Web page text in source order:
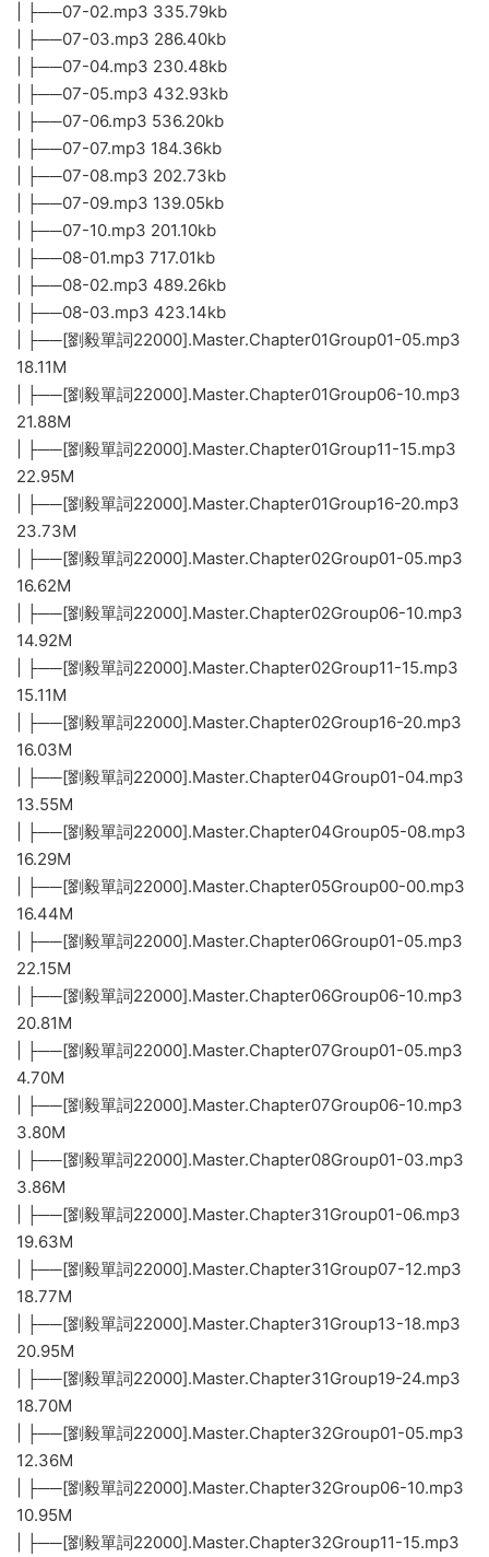
| ├──07-02.mp3 335.79kb
| ├──07-03.mp3 286.40kb
| ├──07-04.mp3 230.48kb
| ├──07-05.mp3 432.93kb
| ├──07-06.mp3 536.20kb
| ├──07-07.mp3 184.36kb
| ├──07-08.mp3 202.73kb
| ├──07-09.mp3 139.05kb
| ├──07-10.mp3 201.10kb
| ├──08-01.mp3 717.01kb
| ├──08-02.mp3 489.26kb
| ├──08-03.mp3 423.14kb
| ├──[劉毅單詞22000].Master.Chapter01Group01-05.mp3
18.11M
| ├──[劉毅單詞22000].Master.Chapter01Group06-10.mp3
21.88M
| ├──[劉毅單詞22000].Master.Chapter01Group11-15.mp3
22.95M
| ├──[劉毅單詞22000].Master.Chapter01Group16-20.mp3
23.73M
| ├──[劉毅單詞22000].Master.Chapter02Group01-05.mp3
16.62M
| ├──[劉毅單詞22000].Master.Chapter02Group06-10.mp3
14.92M
| ├──[劉毅單詞22000].Master.Chapter02Group11-15.mp3
15.11M
| ├──[劉毅單詞22000].Master.Chapter02Group16-20.mp3
16.03M
| ├──[劉毅單詞22000].Master.Chapter04Group01-04.mp3
13.55M
| ├──[劉毅單詞22000].Master.Chapter04Group05-08.mp3
16.29M
| ├──[劉毅單詞22000].Master.Chapter05Group00-00.mp3
16.44M
| ├──[劉毅單詞22000].Master.Chapter06Group01-05.mp3
22.15M
| ├──[劉毅單詞22000].Master.Chapter06Group06-10.mp3
20.81M
| ├──[劉毅單詞22000].Master.Chapter07Group01-05.mp3
4.70M
| ├──[劉毅單詞22000].Master.Chapter07Group06-10.mp3
3.80M
| ├──[劉毅單詞22000].Master.Chapter08Group01-03.mp3
3.86M
| ├──[劉毅單詞22000].Master.Chapter31Group01-06.mp3
19.63M
| ├──[劉毅單詞22000].Master.Chapter31Group07-12.mp3
18.77M
| ├──[劉毅單詞22000].Master.Chapter31Group13-18.mp3
20.95M
| ├──[劉毅單詞22000].Master.Chapter31Group19-24.mp3
18.70M
| ├──[劉毅單詞22000].Master.Chapter32Group01-05.mp3
12.36M
| ├──[劉毅單詞22000].Master.Chapter32Group06-10.mp3
10.95M
| ├──[劉毅單詞22000].Master.Chapter32Group11-15.mp3